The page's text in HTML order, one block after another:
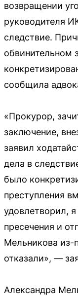
возвращении
руководителя
следствие.
обвинительном
сообщила
«Прокурор,
заключение,
заявил
дела в
было
преступления
удовлетворил,
пресечения и
Мельникова из-
отказали», —
Александра